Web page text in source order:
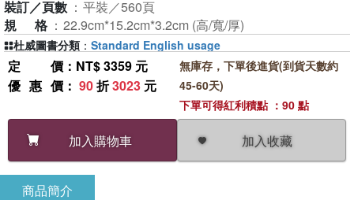
裝訂／頁數 ： 平裝／560頁
規格 ： 22.9cm*15.2cm*3.2cm (高/寬/厚)
定價 ：NT$ 3359 元
優惠價 ： 90折3023 元
加入購物車 加入收藏
無庫存，下單後進貨(到貨天數約
45-60天)
下單可得紅利積點 ：90 點
杜威圖書分類 ： Standard English usage
商品簡介